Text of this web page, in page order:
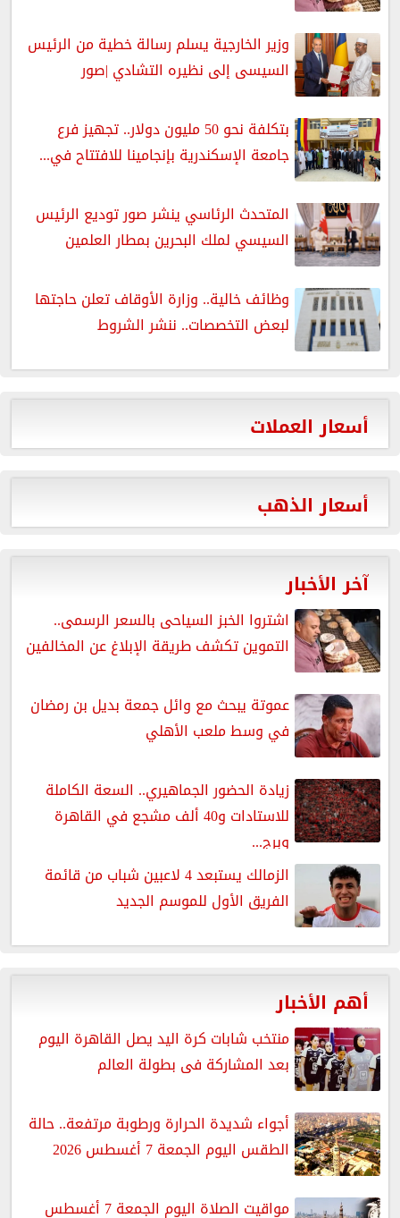
وزير الخارجية يسلم رسالة خطية من الرئيس
السيسى إلى نظيره التشادي |صور
بتكلفة نحو 50 مليون دولار.. تجهيز فرع
جامعة الإسكندرية بإنجامينا للافتتاح في...
المتحدث الرئاسي ينشر صور توديع الرئيس
السيسي لملك البحرين بمطار العلمين
وظائف خالية.. وزارة الأوقاف تعلن حاجتها
لبعض التخصصات.. ننشر الشروط
أسعار العملات
أسعار الذهب
آخر الأخبار
اشتروا الخبز السياحى بالسعر الرسمى..
التموين تكشف طريقة الإبلاغ عن المخالفين
عموتة يبحث مع وائل جمعة بديل بن رمضان
في وسط ملعب الأهلي
زيادة الحضور الجماهيري.. السعة الكاملة
للاستادات و40 ألف مشجع في القاهرة
وبرج...
الزمالك يستبعد 4 لاعبين شباب من قائمة
الفريق الأول للموسم الجديد
أهم الأخبار
منتخب شابات كرة اليد يصل القاهرة اليوم
بعد المشاركة فى بطولة العالم
أجواء شديدة الحرارة ورطوبة مرتفعة.. حالة
الطقس اليوم الجمعة 7 أغسطس 2026
مواقيت الصلاة اليوم الجمعة 7 أغسطس